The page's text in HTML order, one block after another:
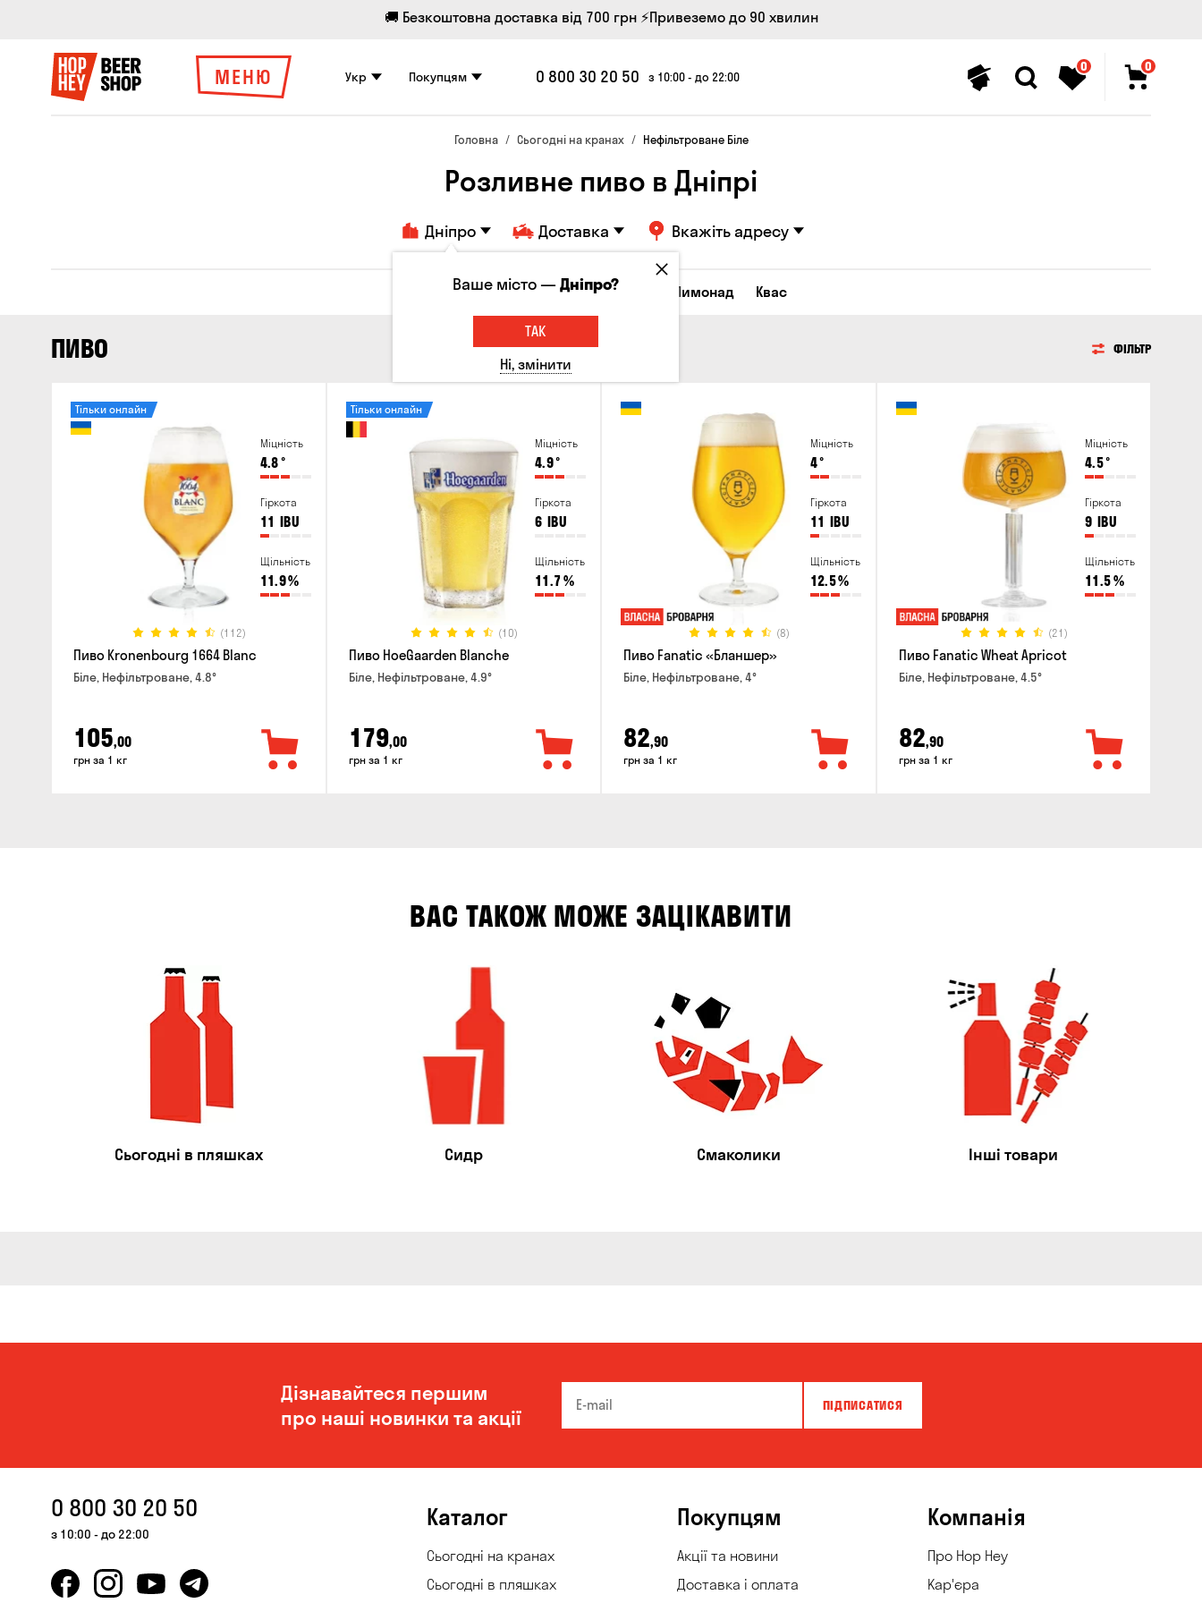
🚚 Безкоштовна доставка від 700 грн ⚡Привеземо до 90 хвилин
МЕНЮ Укр Покупцям 0 800 30 20 50 з 10:00 - до 22:00
0 0
Головна Сьогодні на кранах Нефільтроване Біле
Розливне пиво в Дніпрі
Дніпро Доставка Вкажіть адресу
Всі товари Пиво Сидр Лимонад Квас
ПИВО ФІЛЬТР
Міцність
4.8°
Гіркота
11 IBU
Щільність
11.9%
(112)
Тільки онлайн
Пиво Kronenbourg 1664 Blanc
Біле, Нефільтроване, 4.8°
105,00
грн за 1 кг
Міцність
4.9°
Гіркота
6 IBU
Щільність
11.7%
(10)
Тільки онлайн
Пиво HoeGaarden Blanche
Біле, Нефільтроване, 4.9°
179,00
грн за 1 кг
Міцність
4°
Гіркота
11 IBU
Щільність
12.5%
(8)
Пиво Fanatic «Бланшер»
Біле, Нефільтроване, 4°
82,90
грн за 1 кг
Міцність
4.5°
Гіркота
9 IBU
Щільність
11.5%
(21)
Пиво Fanatic Wheat Apricot
Біле, Нефільтроване, 4.5°
82,90
грн за 1 кг
ВАС ТАКОЖ МОЖЕ ЗАЦІКАВИТИ
Сьогодні в пляшках Сидр Смаколики Інші товари
Дізнавайтеся першим
про наші новинки та акції
ПІДПИСАТИСЯ
0 800 30 20 50
з 10:00 - до 22:00
Каталог
Сьогодні на кранах
Сьогодні в пляшках
Покупцям
Акції та новини
Доставка і оплата
Компанія
Про Hop Hey
Кар'єра
Ваше місто —Дніпро?
ТАК
Ні, змінити